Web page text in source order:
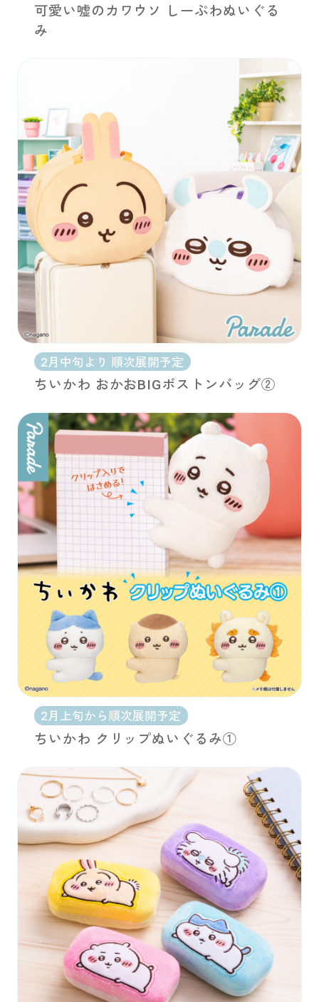
可愛い嘘のカワウソ しーぷわぬいぐる
み
2月中旬より 順次展開予定
ちいかわ おかおBIGボストンバッグ②
2月上旬から順次展開予定
ちいかわ クリップぬいぐるみ①